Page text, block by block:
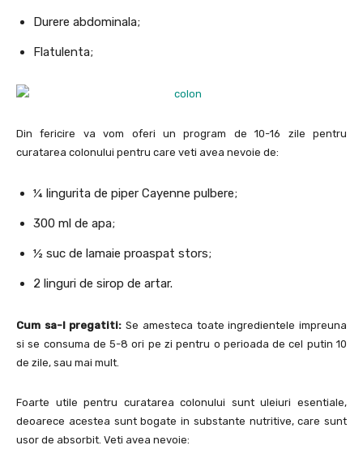
Durere abdominala;
Flatulenta;
Din fericire va vom oferi un program de 10-16 zile pentru
curatarea colonului pentru care veti avea nevoie de:
¼ lingurita de piper Cayenne pulbere;
300 ml de apa;
½ suc de lamaie proaspat stors;
2 linguri de sirop de artar.
Cum sa-l pregatiti: Se amesteca toate ingredientele impreuna
si se consuma de 5-8 ori pe zi pentru o perioada de cel putin 10
de zile, sau mai mult.
Foarte utile pentru curatarea colonului sunt uleiuri esentiale,
deoarece acestea sunt bogate in substante nutritive, care sunt
usor de absorbit. Veti avea nevoie: